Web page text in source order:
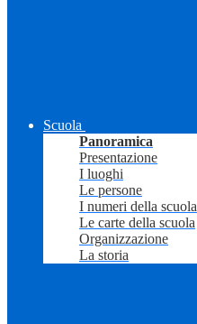
Scuola
Panoramica
Presentazione
I luoghi
Le persone
I numeri della scuola
Le carte della scuola
Organizzazione
La storia